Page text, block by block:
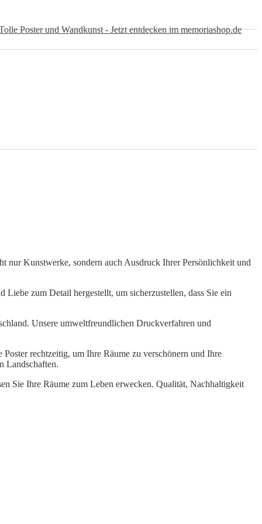
nur Kunstwerke, sondern auch Ausdruck Ihrer Persönlichkeit und
zum Detail hergestellt, um sicherzustellen, dass Sie ein
Unsere umweltfreundlichen Druckverfahren und
rechtzeitig, um Ihre Räume zu verschönern und Ihre
Landschaften.
Sie Ihre Räume zum Leben erwecken. Qualität, Nachhaltigkeit